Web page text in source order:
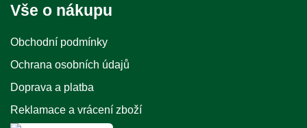
Vše o nákupu
Obchodní podmínky
Ochrana osobních údajů
Doprava a platba
Reklamace a vrácení zboží